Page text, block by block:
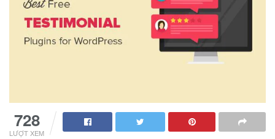
728
LƯỢT XEM